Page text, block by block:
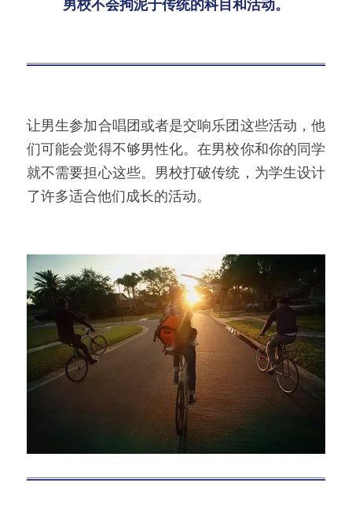
男校不会拘泥于传统的科目和活动。
让男生参加合唱团或者是交响乐团这些活动，他
们可能会觉得不够男性化。在男校你和你的同学
就不需要担心这些。男校打破传统，为学生设计
了许多适合他们成长的活动。